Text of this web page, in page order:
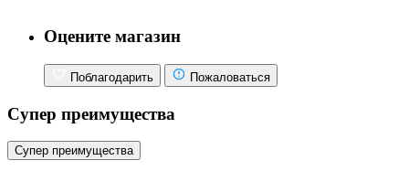
Оцените магазин
Поблагодарить Пожаловаться
Супер преимущества
Супер преимущества